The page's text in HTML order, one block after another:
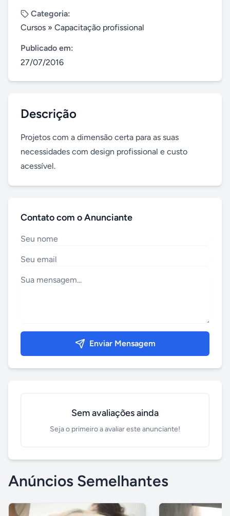
Categoria:
Cursos » Capacitação profissional
Publicado em:
27/07/2016
Descrição
Projetos com a dimensão certa para as suas
necessidades com design profissional e custo
acessível.
Contato com o Anunciante
Enviar Mensagem
Sem avaliações ainda
Seja o primeiro a avaliar este anunciante!
Anúncios Semelhantes